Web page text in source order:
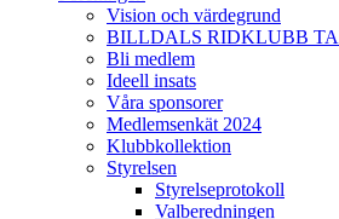
Vision och värdegrund
BILLDALS RIDKLUBB
Bli medlem
Ideell insats
Våra sponsorer
Medlemsenkät 2024
Klubbkollektion
Styrelsen
Styrelseprotokoll
Valberedningen